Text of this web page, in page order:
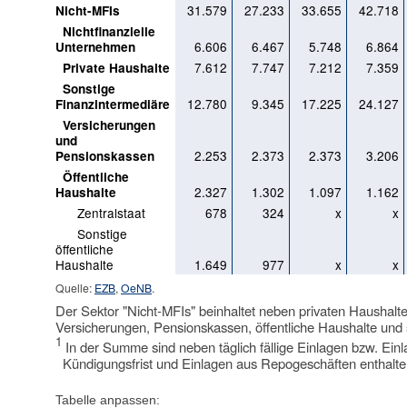
Nicht-MFIs
31.579 27.233 33.655 42.718
Nichtfinanzielle
Unternehmen
6.606 6.467 5.748 6.864
Private Haushalte 7.612 7.747 7.212 7.359
Sonstige
Finanzintermediäre
12.780 9.345 17.225 24.127
Versicherungen
und
Pensionskassen
2.253 2.373 2.373 3.206
Öffentliche
Haushalte
2.327 1.302 1.097
1.162
Zentralstaat
678 324 x
x
Sonstige
öffentliche
Haushalte
1.649 977 x x
Quelle: EZB, OeNB.
Der Sektor "Nicht-MFIs" beinhaltet neben privaten
Versicherungen, Pensionskassen, öffentliche Haushalte
1 In der Summe sind neben täglich fällige Einlagen bzw.
Kündigungsfrist und Einlagen aus Repogeschäften
Tabelle anpassen: